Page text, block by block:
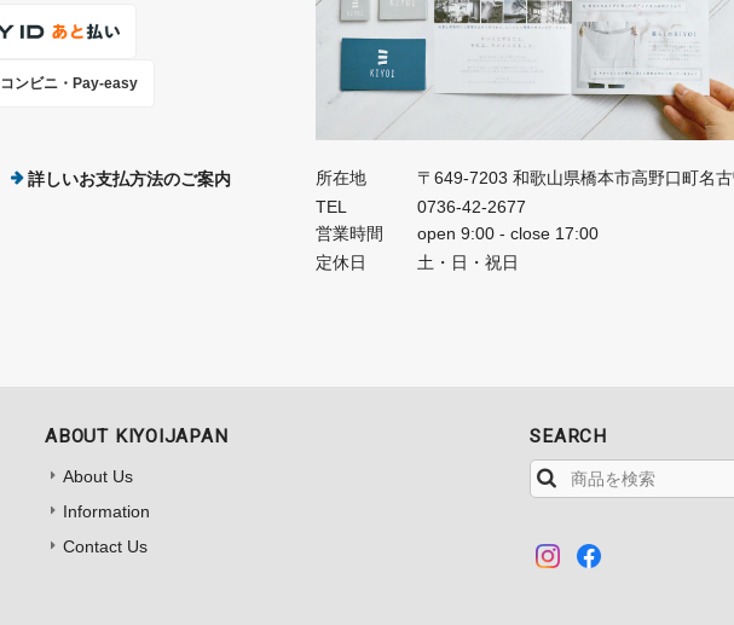
コンビニ・Pay-easy
詳しいお支払方法のご案内 所在地
〒649-7203 和歌山県橋本市高野口町名
TEL
0736-42-2677
営業時間
open 9:00 - close 17:00
定休日
土・日・祝日
ABOUT KIYOIJAPAN
About Us
Information
Contact Us
SEARCH